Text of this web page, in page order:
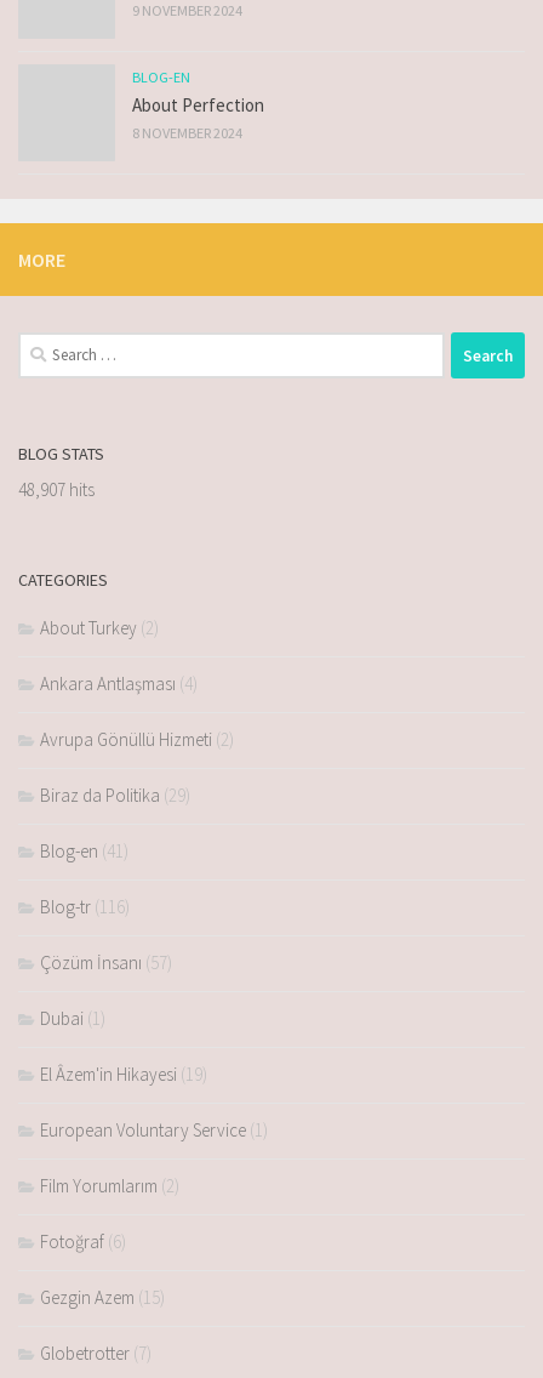
9 NOVEMBER 2024
BLOG-EN
About Perfection
8 NOVEMBER 2024
MORE
BLOG STATS
48,907 hits
CATEGORIES
About Turkey (2)
Ankara Antlaşması (4)
Avrupa Gönüllü Hizmeti (2)
Biraz da Politika (29)
Blog-en (41)
Blog-tr (116)
Çözüm İnsanı (57)
Dubai (1)
El Âzem'in Hikayesi (19)
European Voluntary Service (1)
Film Yorumlarım (2)
Fotoğraf (6)
Gezgin Azem (15)
Globetrotter (7)